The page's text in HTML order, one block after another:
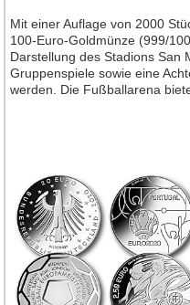
Mit einer Auflage von 2000
100-Euro-Goldmünze (999/
Darstellung des Stadions San
Gruppenspiele sowie eine
werden. Die Fußballarena